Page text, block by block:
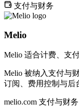
支付与财务
Melio
Melio 适合计费、支
Melio 被纳入支付与
订阅、费用控制与后
melio.com 支付与财务